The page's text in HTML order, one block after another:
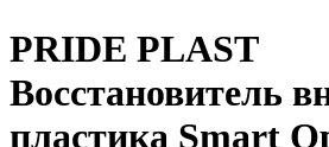
PRIDE PLAST
Восстановитель
пластика Smart